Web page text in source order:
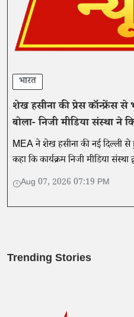
भारत
शेख हसीना की प्रेस कॉन्फ्रेंस
बोला- निजी मीडिया संस्था ने
MEA ने शेख हसीना की नई दिल्ली से
कहा कि कार्यक्रम निजी मीडिया
गई बातों का समर्थन नहीं किया।
Aug 07, 2026 07:19 PM
Trending Stories